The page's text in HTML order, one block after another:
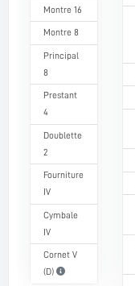
Montre 16
Montre 8
Principal
8
Prestant
4
Doublette
2
Fourniture
IV
Cymbale
IV
Cornet V
(D)